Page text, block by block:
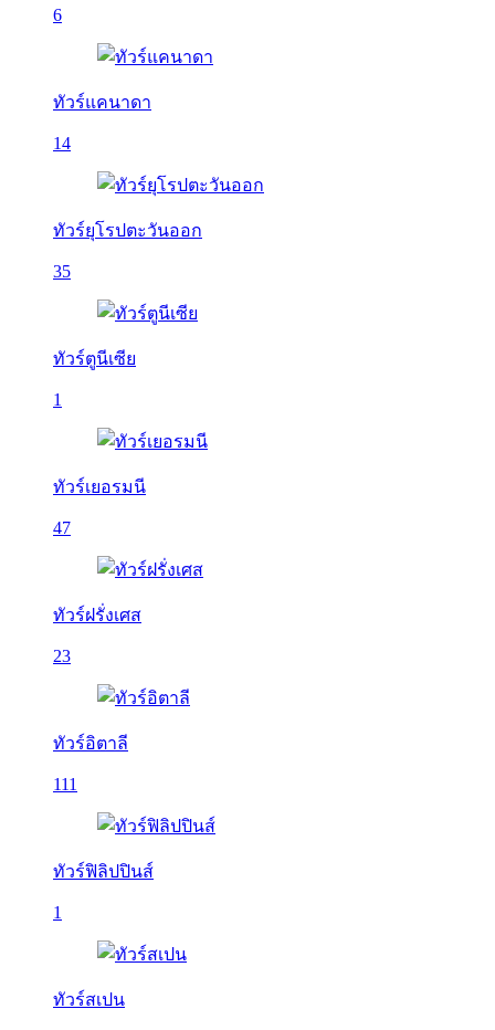
6
ทัวร์แคนาดา
14
ทัวร์ยุโรปตะวันออก
35
ทัวร์ตูนีเซีย
1
ทัวร์เยอรมนี
47
ทัวร์ฝรั่งเศส
23
ทัวร์อิตาลี
111
ทัวร์ฟิลิปปินส์
1
ทัวร์สเปน